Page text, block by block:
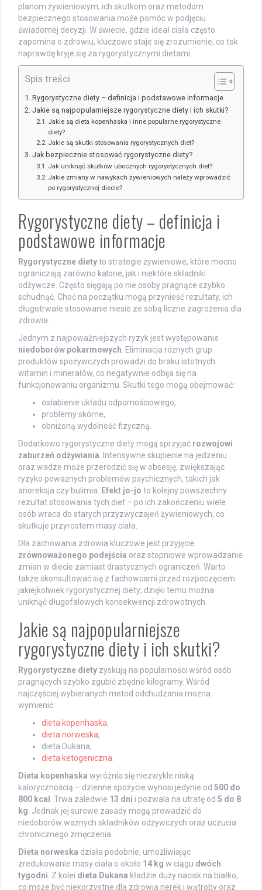
planom żywieniowym, ich skutkom oraz metodom
bezpiecznego stosowania może pomóc w podjęciu
świadomej decyzji. W świecie, gdzie ideał ciała często
zapomina o zdrowiu, kluczowe staje się zrozumienie, co tak
naprawdę kryje się za rygorystycznymi dietami.
Spis treści
Rygorystyczne diety – definicja i podstawowe informacje
Jakie są najpopularniejsze rygorystyczne diety i ich skutki?
Jakie są dieta kopenhaska i inne popularne rygorystyczne
diety?
Jakie są skutki stosowania rygorystycznych diet?
Jak bezpiecznie stosować rygorystyczne diety?
Jak uniknąć skutków ubocznych rygorystycznych diet?
Jakie zmiany w nawykach żywieniowych należy wprowadzić
po rygorystycznej diecie?
Rygorystyczne diety – definicja i
podstawowe informacje
Rygorystyczne dietyto strategie żywieniowe, które mocno
ograniczają zarówno kalorie, jak i niektóre składniki
odżywcze. Często sięgają po nie osoby pragnące szybko
schudnąć. Choć na początku mogą przynieść rezultaty, ich
długotrwałe stosowanie niesie ze sobą liczne zagrożenia dla
zdrowia.
Jednym z najpoważniejszych ryzyk jest występowanie
niedoborów pokarmowych . Eliminacja różnych grup
produktów spożywczych prowadzi do braku istotnych
witamin i minerałów, co negatywnie odbija się na
funkcjonowaniu organizmu. Skutki tego mogą obejmować:
osłabienie układu odpornościowego,
problemy skórne,
obniżoną wydolność fizyczną.
Dodatkowo rygorystyczne diety mogą sprzyjać rozwojowi
zaburzeń odżywiania . Intensywne skupienie na jedzeniu
oraz wadze może przerodzić się w obsesję, zwiększając
ryzyko poważnych problemów psychicznych, takich jak
anoreksja czy bulimia.
Efekt jo-jo to kolejny powszechny
rezultat stosowania tych diet – po ich zakończeniu wiele
osób wraca do starych przyzwyczajeń żywieniowych, co
skutkuje przyrostem masy ciała.
Dla zachowania zdrowia kluczowe jest przyjęcie
zrównoważonego podejścia oraz stopniowe wprowadzanie
zmian w diecie zamiast drastycznych ograniczeń. Warto
także skonsultować się z fachowcami przed rozpoczęciem
jakiejkolwiek rygorystycznej diety; dzięki temu można
uniknąć długofalowych konsekwencji zdrowotnych.
Jakie są najpopularniejsze
rygorystyczne diety i ich skutki?
Rygorystyczne diety zyskują na popularności wśród osób
pragnących szybko zgubić zbędne kilogramy. Wśród
najczęściej wybieranych metod odchudzania można
wymienić:
dieta kopenhaska,
dieta norweska,
dieta Dukana,
dieta ketogeniczna
Dieta kopenhaska wyróżnia się niezwykle niską
kalorycznością – dzienne spożycie wynosi jedynie od 500 do
800 kcal
. Trwa zaledwie 13 dni i pozwala na utratę od 5 do 8
kg . Jednak jej surowe zasady mogą prowadzić do
niedoborów ważnych składników odżywczych oraz uczucia
chronicznego zmęczenia.
Dieta norweska działa podobnie, umożliwiając
zredukowanie masy ciała o około 14 kg w ciągu dwóch
tygodni . Z kolei dieta Dukana kładzie duży nacisk na białko,
co może być niekorzystne dla zdrowia nerek i wątroby oraz